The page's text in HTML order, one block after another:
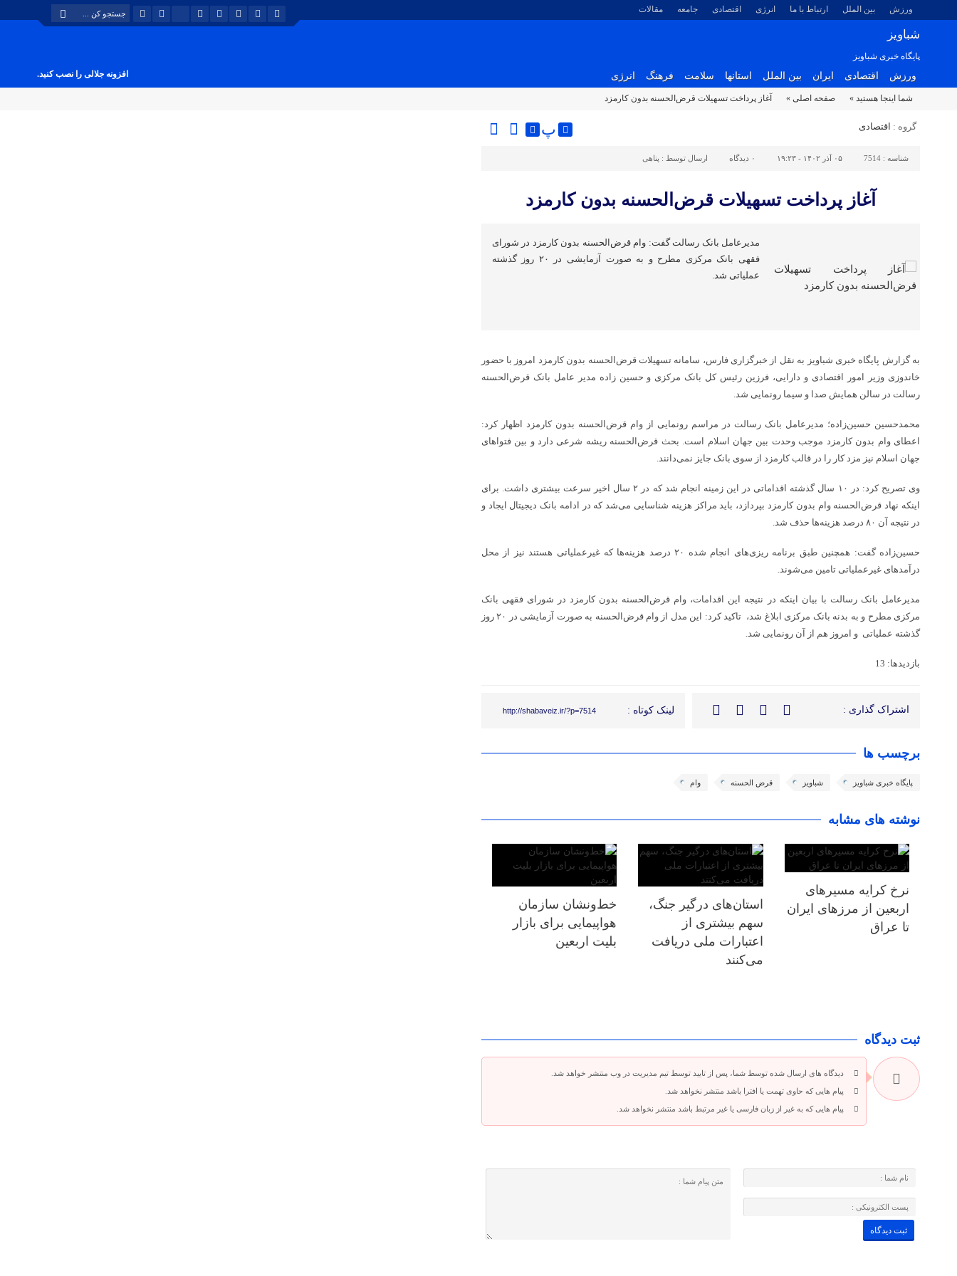
ورزش بین الملل ارتباط با ما انرژی اقتصادی جامعه مقالات
شباویز
پایگاه خبری شباویز
ورزش اقتصادی ایران بین الملل استانها سلامت فرهنگ انرژی افزونه جلالی را نصب کنید.
شما اینجا هستید » صفحه اصلی » آغاز پرداخت تسهیلات قرض‌الحسنه بدون کارمزد
گروه : اقتصادی پ
شناسه : 7514 ۰۵ آذر ۱۴۰۲ - ۱۹:۲۳ ۰ دیدگاه ارسال توسط : پناهی
آغاز پرداخت تسهیلات قرض‌الحسنه بدون کارمزد
مدیرعامل بانک رسالت گفت: وام قرض‌الحسنه بدون کارمزد در شورای
فقهی بانک مرکزی مطرح و به صورت آزمایشی در ۲۰ روز گذشته
عملیاتی شد.
به گزارش پایگاه خبری شباویز به نقل از خبرگزاری فارس، سامانه تسهیلات قرض‌الحسنه بدون کارمزد امروز با حضور
خاندوزی وزیر امور اقتصادی و دارایی،‌ فرزین رئیس کل بانک مرکزی و حسین زاده مدیر عامل بانک قرض‌الحسنه
رسالت در سالن همایش صدا و سیما رونمایی شد.
محمدحسین حسین‌زاده؛ مدیرعامل بانک رسالت در مراسم رونمایی از وام قرض‌الحسنه بدون کارمزد اظهار کرد:
اعطای وام بدون کارمزد موجب وحدت بین جهان اسلام است. بحث قرض‌الحسنه ریشه شرعی دارد و بین فتوا‌های
جهان اسلام نیز مزد کار را در قالب کارمزد از سوی بانک جایز نمی‌دانند.
وی تصریح کرد: در ۱۰ سال گذشته اقداماتی در این زمینه انجام شد که در ۲ سال اخیر سرعت بیشتری داشت. برای
اینکه نهاد قرض‌الحسنه وام بدون کارمزد بپردازد، باید مراکز هزینه شناسایی می‌شد که در ادامه بانک دیجیتال ایجاد و
در نتیجه آن ۸۰ درصد هزینه‌ها حذف شد.
حسین‌زاده گفت: همچنین طبق برنامه ریزی‌های انجام شده ۲۰ درصد هزینه‌ها که غیرعملیاتی هستند نیز از محل
درآمد‌های غیرعملیاتی تامین می‌شوند.
مدیرعامل بانک رسالت با بیان اینکه در نتیجه این اقدامات، وام قرض‌الحسنه بدون کارمزد در شورای فقهی بانک
مرکزی مطرح و به بدنه بانک مرکزی ابلاغ شد، تاکید کرد: این مدل از وام قرض‌الحسنه به صورت آزمایشی در ۲۰ روز
گذشته عملیاتی و امروز هم از آن رونمایی شد.
بازدیدها: 13
اشتراک گذاری : لینک کوتاه : http://shabaveiz.ir/?p=7514
برچسب ها
پایگاه خبری شباویز شباویز قرض الحسنه وام
نوشته های مشابه
نرخ کرایه مسیرهای
اربعین از مرزهای ایران
تا عراق
استان‌های درگیر جنگ،
سهم بیشتری از
اعتبارات ملی دریافت
می‌کنند
خط‌ونشان سازمان
هواپیمایی برای بازار
بلیت اربعین
ثبت دیدگاه
دیدگاه های ارسال شده توسط شما، پس از تایید توسط تیم مدیریت در وب منتشر خواهد شد.
پیام هایی که حاوی تهمت یا افترا باشد منتشر نخواهد شد.
پیام هایی که به غیر از زبان فارسی یا غیر مرتبط باشد منتشر نخواهد شد.